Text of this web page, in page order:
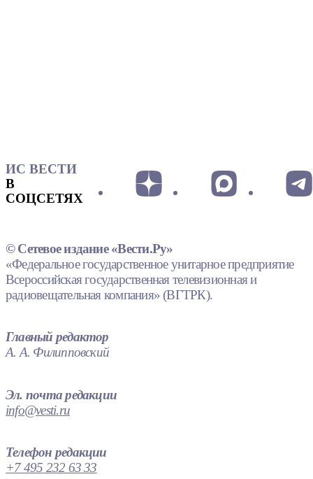
ИС ВЕСТИ
В
СОЦСЕТЯХ
© Сетевое издание «Вести.Ру»
«Федеральное государственное унитарное предприятие
Всероссийская государственная телевизионная и
радиовещательная компания» (ВГТРК).
Главный редактор
А. А. Филипповский
Эл. почта редакции
info@vesti.ru
Телефон редакции
+7 495 232 63 33